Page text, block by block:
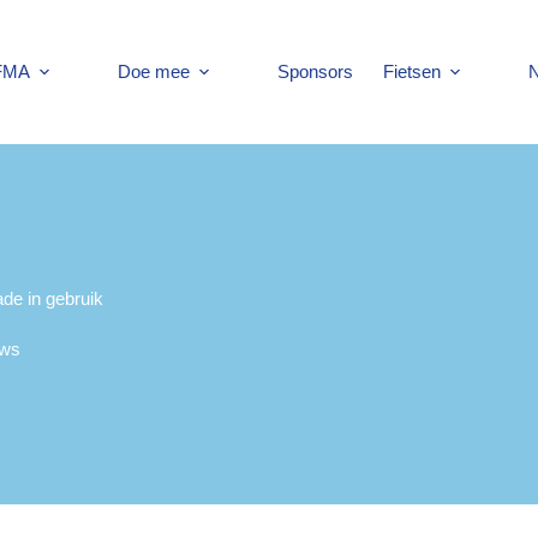
Doe mee Sponsors Fietsen
in gebruik